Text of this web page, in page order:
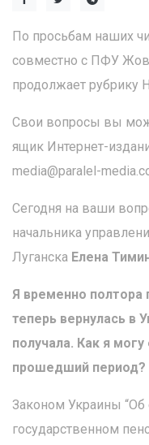
По просьбам наших
совместно с ПФУ
продолжает рубрику
Свои вопросы вы
ящик Интернет-
media@paralel-
Сегодня на ваши
начальника
Луганска Елена
Я временно полтора
теперь вернулась в
получала. Как я
прошедший период?
Законом Украины
государственном